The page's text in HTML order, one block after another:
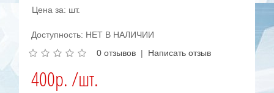
Цена за: шт.
Доступность: НЕТ В НАЛИЧИИ
0 отзывов | Написать отзыв
400р. /шт.